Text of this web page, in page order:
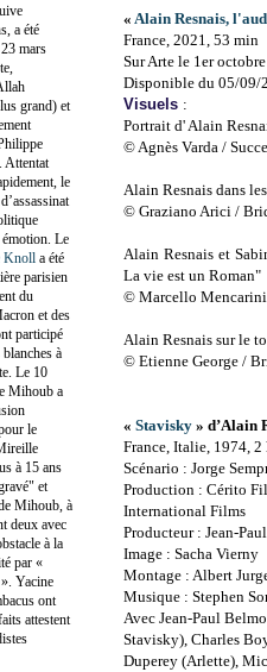
« Alain Resnais,
France, 2021, 53 min
Sur Arte le 1er
Disponible du 05/09/
Visuels :
Portrait d' Alain
© Agnès Varda /
Alain Resnais dans
© Graziano Arici /
Alain Resnais et
La vie est un Roman"
© Marcello
Alain Resnais sur le
© Etienne George /
« Stavisky » d’Alain
France, Italie, 1974, 2
Scénario : Jorge
Production : Cérito
International Films
Producteur : Jean-
Image : Sacha Vierny
Montage : Albert
Musique : Stephen
Avec Jean-Paul
Stavisky), Charles
Duperey (Arlette),
a été
mars
grand) et
Attentat
le
Le
Knoll a été
parisien
du
et des
participé
à
Le 10
Mihoub a
le
à 15 ans
et
Mihoub, à
deux avec
à la
par «
Yacine
ont
attestent